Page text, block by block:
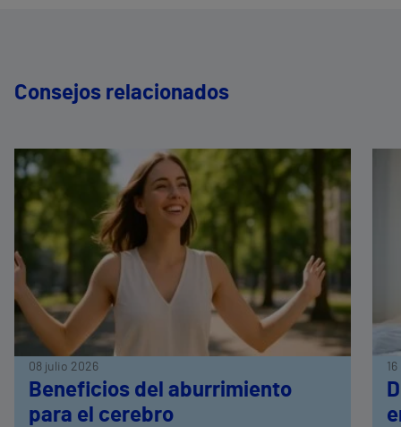
Consejos relacionados
08 julio 2026
Beneficios del aburrimiento
para el cerebro